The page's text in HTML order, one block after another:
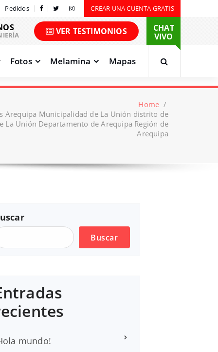
Pedidos CREAR UNA CUENTA GRATIS
VER TESTIMONIOS
CHAT
VIVO
Fotos Melamina Mapas
Home /
Arequipa Municipalidad de La Unión distrito de
La Unión Departamento de Arequipa Región de
Arequipa
Buscar
mundo!